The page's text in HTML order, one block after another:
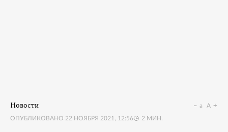
Новости
ОПУБЛИКОВАНО 22 НОЯБРЯ 2021, 12:56 2 МИН.
a A